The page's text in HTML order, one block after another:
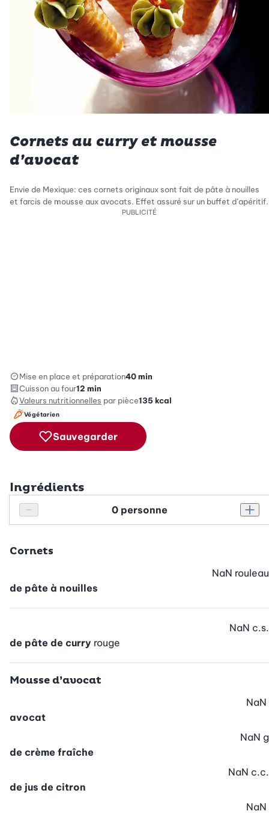
Cornets au curry et mousse
d’avocat
Envie de Mexique: ces cornets originaux sont fait de pâte à nouilles
et farcis de mousse aux avocats. Effet assuré sur un buffet d’apéritif.
PUBLICITÉ
Mise en place et préparation40 min
Cuisson au four12 min
Valeurs nutritionnelles par pièce135 kcal
Végétarien
Sauvegarder
Ingrédients
Réduire le nombre de personnes
Personnes
Cornets
de pâte à nouilles
NaN rouleau
de pâte de curry rouge
NaN c.s.
Mousse d’avocat
avocat
NaN
de crème fraîche
NaN g
de jus de citron
NaN c.c.
NaN